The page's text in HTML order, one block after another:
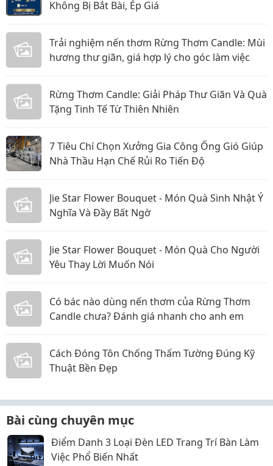
Không Bị Bắt Bài, Ép Giá
Trải nghiệm nến thơm Rừng Thơm Candle: Mùi
hương thư giãn, giá hợp lý cho góc làm việc
Rừng Thơm Candle: Giải Pháp Thư Giãn Và Quà
Tặng Tinh Tế Từ Thiên Nhiên
7 Tiêu Chí Chọn Xưởng Gia Công Ống Gió Giúp
Nhà Thầu Hạn Chế Rủi Ro Tiến Độ
Jie Star Flower Bouquet - Món Quà Sinh Nhật Ý
Nghĩa Và Đầy Bất Ngờ
Jie Star Flower Bouquet - Món Quà Cho Người
Yêu Thay Lời Muốn Nói
Có bác nào dùng nến thơm của Rừng Thơm
Candle chưa? Đánh giá nhanh cho anh em
Cách Đóng Tôn Chống Thấm Tường Đúng Kỹ
Thuật Bền Đẹp
Bài cùng chuyên mục
Điểm Danh 3 Loại Đèn LED Trang Trí Bàn Làm
Việc Phổ Biến Nhất